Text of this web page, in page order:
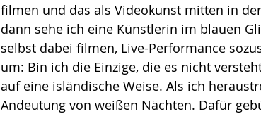
filmen und das als Videokunst mitten in
dann sehe ich eine Künstlerin im blauen
selbst dabei filmen, Live-Performance
um: Bin ich die Einzige, die es nicht
auf eine isländische Weise. Als ich
Andeutung von weißen Nächten. Dafür